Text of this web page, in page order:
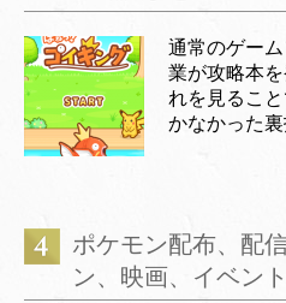
通常のゲー
業が攻略本
れを見るこ
かなかった
ポケモン配布、配
ン、映画、イベン